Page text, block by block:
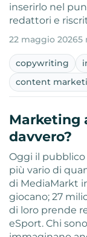
inserirlo nel
redattori e
22 maggio 20265
copywriting
content
Marketing
davvero?
Oggi il
più vario di
di MediaMarkt
giocano; 27
di loro prende
eSport. Chi